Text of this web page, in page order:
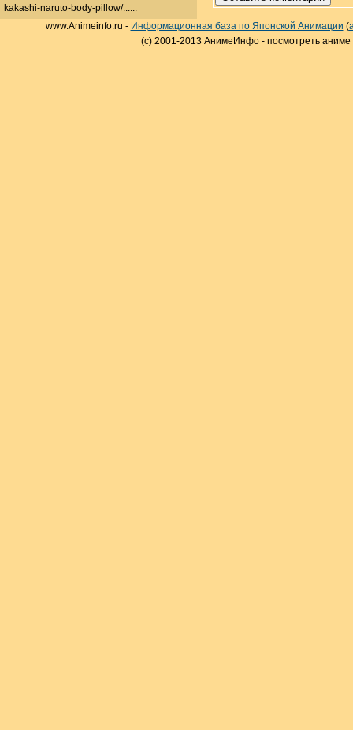
kakashi-naruto-body-pillow/......
www.Animeinfo.ru - Информационная база по Японской Анимации (
(c) 2001-2013 АнимеИнфо - посмотреть аниме